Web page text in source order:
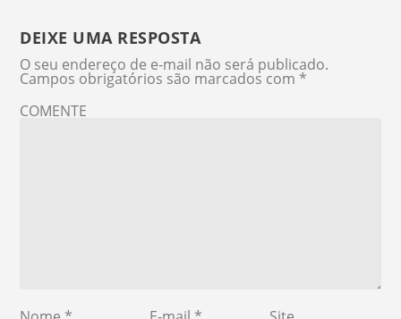
DEIXE UMA RESPOSTA
O seu endereço de e-mail não será publicado.
Campos obrigatórios são marcados com *
COMENTE